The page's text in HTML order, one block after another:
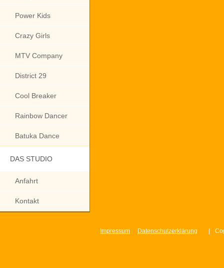
Power Kids
Crazy Girls
MTV Company
District 29
Cool Breaker
Rainbow Dancer
Batuka Dance
DAS STUDIO
Anfahrt
Kontakt
Impressum Datenschutzerklärung